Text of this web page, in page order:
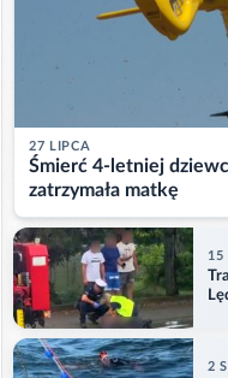
27 LIPCA
Śmierć 4-letniej
zatrzymała matkę
15
2